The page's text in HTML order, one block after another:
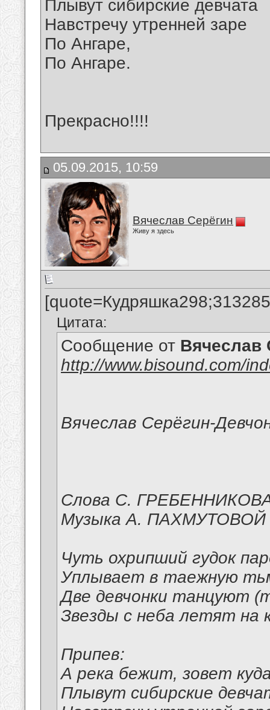
Плывут сибирские девчата
Навстречу утренней заре
По Ангаре,
По Ангаре.
Прекрасно!!!!
05.09.2015, 10:59
Вячеслав Серёгин
Живу я здесь
Цитата:
Сообщение от Вячеслав
http://www.bisound.com/
Вячеслав Серёгин-
Слова С.
Музыка А. ПАХМУТОВОЙ
Чуть охрипший гудок
Уплывает в таежную
Две девчонки танцуют
Звезды с неба летят на
Припев:
А река бежит, зовет
Плывут сибирские